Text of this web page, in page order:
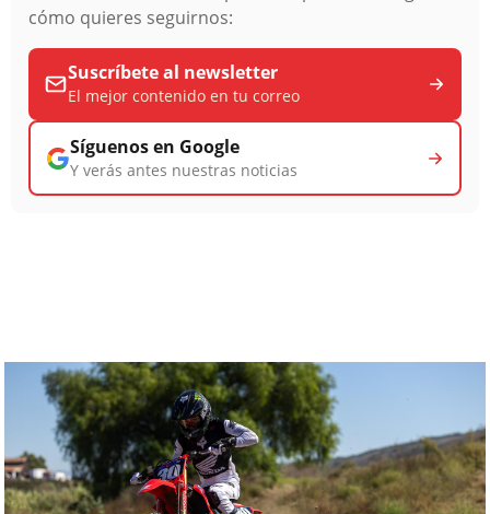
cómo quieres seguirnos:
Suscríbete al newsletter
El mejor contenido en tu correo
Síguenos en Google
Y verás antes nuestras noticias